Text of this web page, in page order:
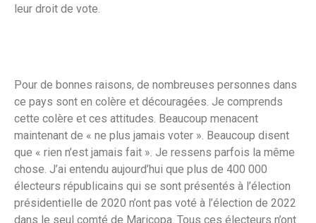
leur droit de vote.
Pour de bonnes raisons, de nombreuses personnes dans
ce pays sont en colère et découragées. Je comprends
cette colère et ces attitudes. Beaucoup menacent
maintenant de « ne plus jamais voter ». Beaucoup disent
que « rien n’est jamais fait ». Je ressens parfois la même
chose. J’ai entendu aujourd’hui que plus de 400 000
électeurs républicains qui se sont présentés à l’élection
présidentielle de 2020 n’ont pas voté à l’élection de 2022
dans le seul comté de Maricopa. Tous ces électeurs n’ont